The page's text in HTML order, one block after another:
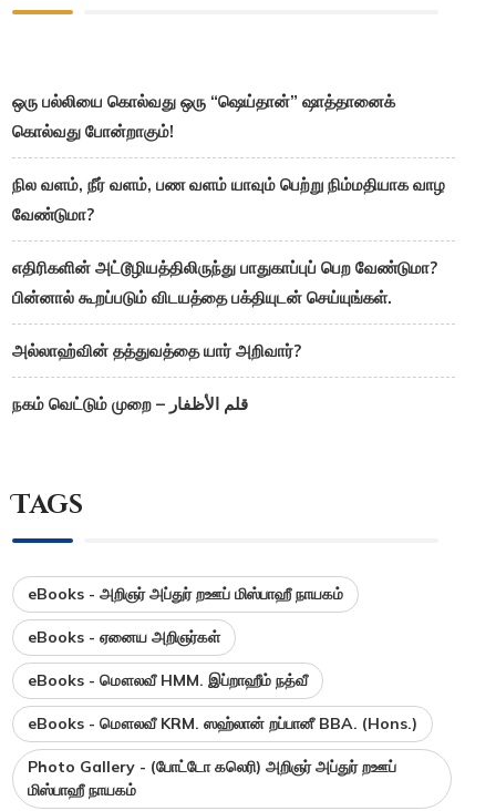
ஒரு பல்லியை கொல்வது ஒரு “ஷெய்தான்” ஷாத்தானைக்
கொல்வது போன்றாகும்!
நில வளம், நீர் வளம், பண வளம் யாவும் பெற்று நிம்மதியாக வாழ
வேண்டுமா?
எதிரிகளின் அட்டூழியத்திலிருந்து பாதுகாப்புப் பெற வேண்டுமா?
பின்னால் கூறப்படும் விடயத்தை பக்தியுடன் செய்யுங்கள்.
அல்லாஹ்வின் தத்துவத்தை யார் அறிவார்?
நகம் வெட்டும் முறை – قلم الأظفار
Tags
eBooks - அறிஞர் அப்துர் றஊப் மிஸ்பாஹீ நாயகம்
eBooks - ஏனைய அறிஞர்கள்
eBooks - மௌலவீ HMM. இப்றாஹீம் நத்வீ
eBooks - மௌலவீ KRM. ஸஹ்லான் றப்பானீ BBA. (Hons.)
Photo Gallery - (போட்டோ கலெரி) அறிஞர் அப்துர் றஊப்
மிஸ்பாஹீ நாயகம்